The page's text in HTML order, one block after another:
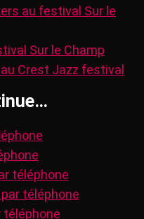
au festival Sur le
Sur le Champ
Crest Jazz festival
téléphone
téléphone
téléphone